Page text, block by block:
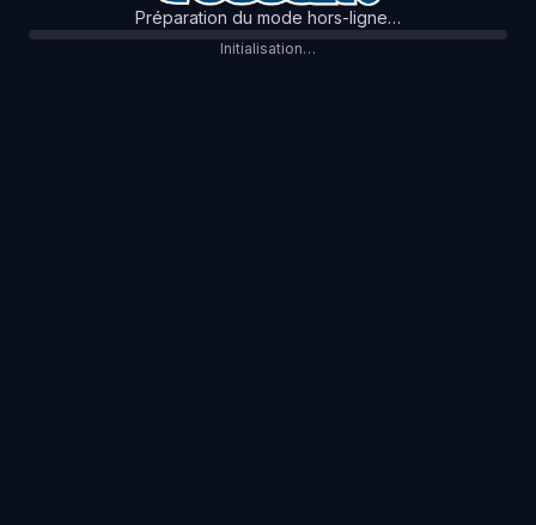
Préparation du mode hors-ligne…
Initialisation…